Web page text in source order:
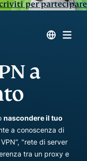
per partecipare
a
nascondere il tuo
a conoscenza di
"rete di server
tra un proxy e